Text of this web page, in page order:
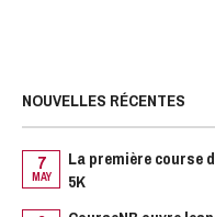
NOUVELLES RÉCENTES
7
MAY
La première course
5K